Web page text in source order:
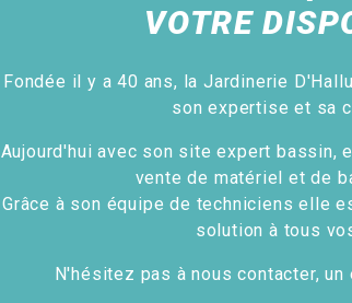
VOTRE
Fondée il y a 40 ans, la Jardinerie
son expertise et sa
Aujourd'hui avec son site expert bassin,
vente de matériel et de
Grâce à son équipe de techniciens elle
solution à tous
N'hésitez pas à nous contacter,